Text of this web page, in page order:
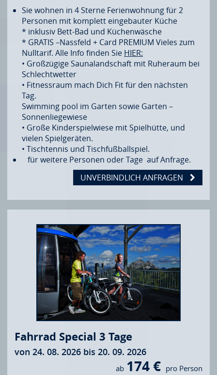
Sie wohnen in 4 Sterne Ferienwohnung für 2
Personen mit komplett eingebauter Küche
* inklusiv Bett-Bad und Küchenwäsche
* GRATIS –Nassfeld + Card PREMIUM Vieles zum
Nulltarif. Alle Info finden Sie HIER:
• Großzügige Saunalandschaft mit Ruheraum bei
Schlechtwetter
• Fitnessraum mach Dich Fit für den nächsten
Tag.
Swimming pool im Garten sowie Garten –
Sonnenliegewiese
• Große Kinderspielwiese mit Spielhütte, und
vielen Spielgeräten.
• Tischtennis und Tischfußballspiel.
für weitere Personen oder Tage auf Anfrage.
UNVERBINDLICH ANFRAGEN
Fahrrad Special 3 Tage
von 24. 08. 2026 bis 20. 09. 2026
ab 174 € pro Person